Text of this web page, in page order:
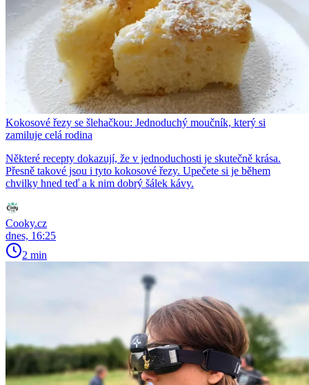
Kokosové řezy se šlehačkou: Jednoduchý moučník, který si
zamiluje celá rodina
Některé recepty dokazují, že v jednoduchosti je skutečně krása.
Přesně takové jsou i tyto kokosové řezy. Upečete si je během
chvilky hned teď a k nim dobrý šálek kávy.
Cooky.cz
dnes, 16:25
2 min